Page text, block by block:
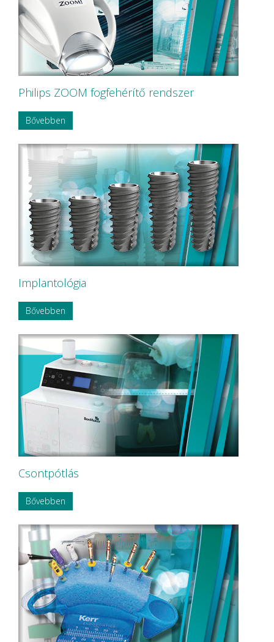
Philips ZOOM fogfehérítő rendszer
Bővebben
Implantológia
Bővebben
Csontpótlás
Bővebben